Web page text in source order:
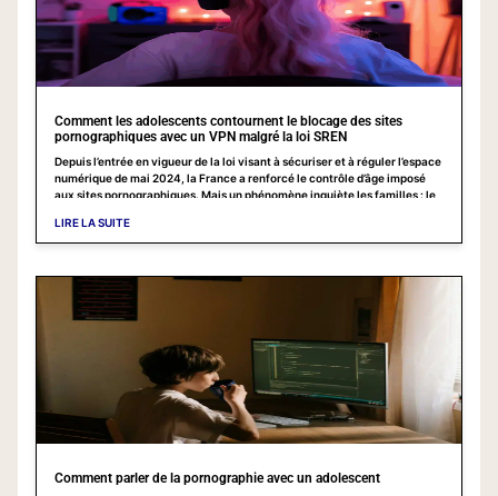
Comment les adolescents contournent le blocage des sites
pornographiques avec un VPN malgré la loi SREN
Depuis l’entrée en vigueur de la loi visant à sécuriser et à réguler l’espace
numérique de mai 2024, la France a renforcé le contrôle d’âge imposé
aux sites pornographiques. Mais un phénomène inquiète les familles : le
jargon, pour comprendre comment cela fonctionne et comment réagir en
tant que parent
LIRE LA SUITE
Comment parler de la pornographie avec un adolescent